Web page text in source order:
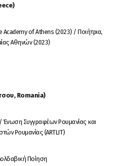
of Athens (2023) / Ποιήτρια,
Αθηνών (2023)
Romania)
Ένωση Συγγραφέων Ρουμανίας και
Ρουμανίας (ARTLIT)
Ποίηση